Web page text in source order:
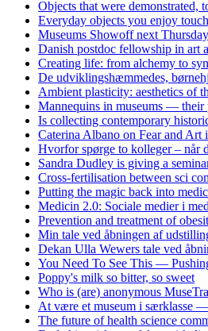
Objects that were demonstrated,
Everyday objects you enjoy
Museums Showoff next
Danish postdoc fellowship in art
Creating life: from alchemy to
De udviklingshæmmedes,
Ambient plasticity: aesthetics of
Mannequins in museums — their
Is collecting contemporary
Caterina Albano on Fear and
Hvorfor spørge to kolleger – når
Sandra Dudley is giving a
Cross-fertilisation between sci
Putting the magic back into
Medicin 2.0: Sociale medier i
Prevention and treatment of
Min tale ved åbningen af
Dekan Ulla Wewers tale ved
You Need To See This —
Poppy's milk so bitter, so sweet
Who is (are) anonymous
At være et museum i særklasse
The future of health science